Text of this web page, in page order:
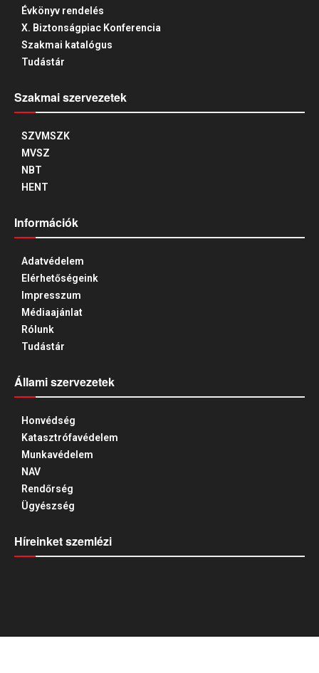
Évkönyv rendelés
X. Biztonságpiac Konferencia
Szakmai katalógus
Tudástár
Szakmai szervezetek
SZVMSZK
MVSZ
NBT
HENT
Információk
Adatvédelem
Elérhetőségeink
Impresszum
Médiaajánlat
Rólunk
Tudástár
Állami szervezetek
Honvédség
Katasztrófavédelem
Munkavédelem
NAV
Rendőrség
Ügyészség
Híreinket szemlézi